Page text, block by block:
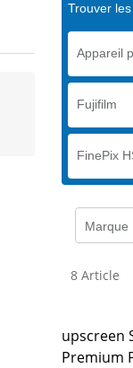
Trouver
Appareil
Fujifilm
FinePix
Marque
8 Article
upscreen
Premium